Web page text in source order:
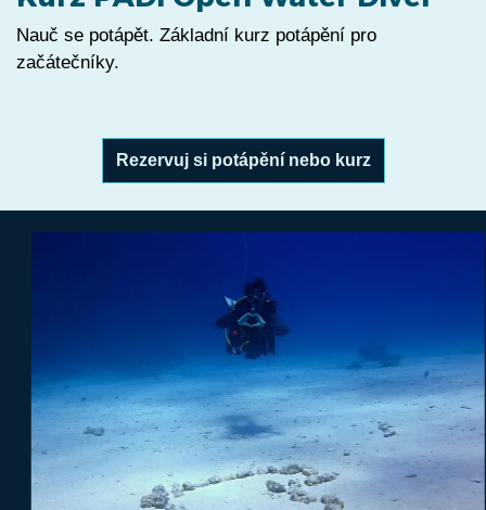
Nauč se potápět. Základní kurz potápění pro
začátečníky.
Rezervuj si potápění nebo kurz